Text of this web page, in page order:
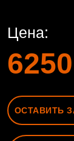
Цена:
6250
ОСТАВИТЬ